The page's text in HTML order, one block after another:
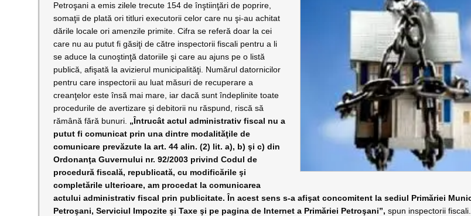
Petroşani a emis zilele trecute 154 de înştiinţări de poprire,
somaţii de plată ori titluri executorii celor care nu şi-au achitat
dările locale ori amenzile primite. Cifra se referă doar la cei
care nu au putut fi găsiţi de către inspectorii fiscali pentru a li
se aduce la cunoştinţă datoriile şi care au ajuns pe o listă
publică, afişată la avizierul municipalităţi. Numărul datornicilor
pentru care inspectorii au luat măsuri de recuperare a
creanţelor este însă mai mare, iar dacă sunt îndeplinite toate
procedurile de avertizare şi debitorii nu răspund, riscă să
rămână fără bunuri. „Întrucât actul administrativ fiscal nu a
putut fi comunicat prin una dintre modalităţile de
comunicare prevăzute la art. 44 alin. (2) lit. a), b) şi c) din
Ordonanţa Guvernului nr. 92/2003 privind Codul de
procedură fiscală, republicată, cu modificările şi
completările ulterioare, am procedat la comunicarea
actului administrativ fiscal prin publicitate. În acest sens s-a afişat concomitent la sediul Primăriei
Petroşani, Serviciul Impozite şi Taxe şi pe pagina de Internet a Primăriei Petroşani”, spun inspectorii